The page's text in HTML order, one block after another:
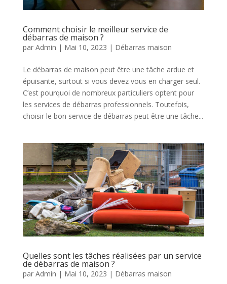
Comment choisir le meilleur service de
débarras de maison ?
par Admin | Mai 10, 2023 | Débarras maison
Le débarras de maison peut être une tâche ardue et
épuisante, surtout si vous devez vous en charger seul.
C’est pourquoi de nombreux particuliers optent pour
les services de débarras professionnels. Toutefois,
choisir le bon service de débarras peut être une tâche...
Quelles sont les tâches réalisées par un service
de débarras de maison ?
par Admin | Mai 10, 2023 | Débarras maison